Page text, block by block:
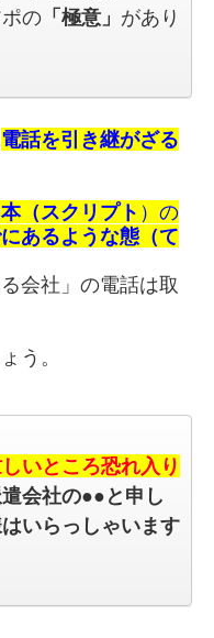
の 「極意」 があり
電話を引き継がざる
（スクリプト ）の
あるような態（て
会社」の電話は取
う。
いところ恐れ入り
会社の●●と申し
いらっしゃいます